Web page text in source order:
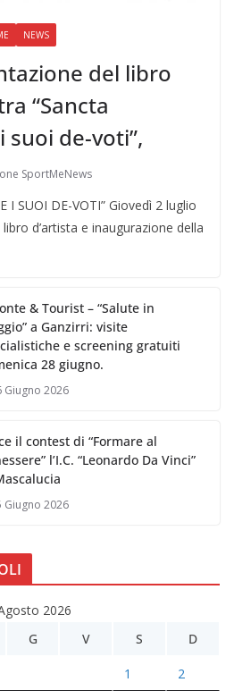
NEWS
del libro
“Sancta
suoi de-voti”,
SportMeNews
I SUOI DE-VOTI” Giovedì 2 luglio
d’artista e inaugurazione della
& Tourist – “Salute in
a Ganzirri: visite
e screening gratuiti
28 giugno.
Giugno 2026
il contest di “Formare al
l’I.C. “Leonardo Da Vinci”
Giugno 2026
2026
G V S D
1 2